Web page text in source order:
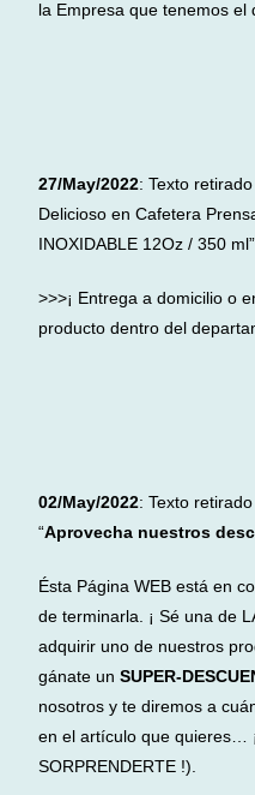
la Empresa que tenemos el
27/May/2022: Texto
Delicioso en Cafetera
INOXIDABLE 12Oz / 350 ml”
>>>¡ Entrega a domicilio o
producto dentro del
02/May/2022: Texto
“Aprovecha nuestros
Ésta Página WEB está en
de terminarla. ¡ Sé una de
adquirir uno de nuestros
gánate unSUPER-
nosotros y te diremos a
en el artículo que quieres…
SORPRENDERTE !).